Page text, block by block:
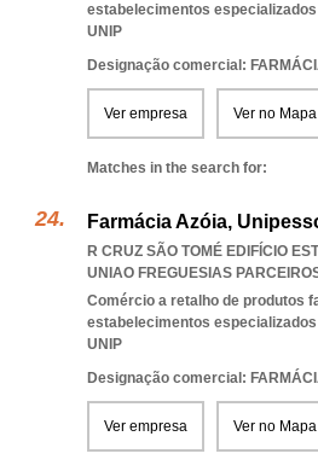
estabelecimentos especializados
UNIP
Designação comercial:
Ver empresa Ver no Mapa
Matches in the search for:
Farmácia Azóia,
R CRUZ SÃO TOMÉ EDIFÍCIO
UNIAO FREGUESIAS
Comércio a retalho de produtos
estabelecimentos especializados
UNIP
Designação comercial:
Ver empresa Ver no Mapa